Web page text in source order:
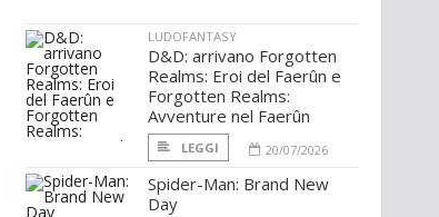
LUDOFANTASY
D&D: arrivano Forgotten
Realms: Eroi del Faerûn e
Forgotten Realms:
Avventure nel Faerûn
LEGGI 20/07/2026
Spider-Man: Brand New
Day